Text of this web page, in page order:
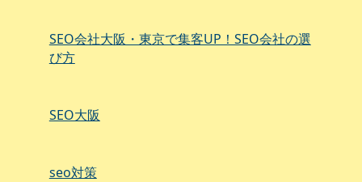
SEO会社大阪・東京で集客UP！SEO会社の選
び方
SEO大阪
seo対策